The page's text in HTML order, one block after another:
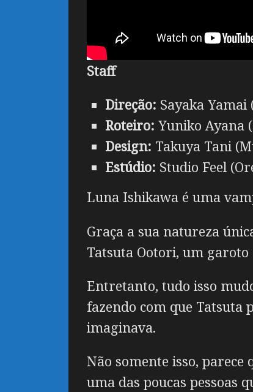
Staff
Direção: Sayaka
Roteiro: Yuniko Ayana
Design: Takuya Tani
Estúdio: Studio Feel
Luna Ishikawa é uma
Graça a sua natureza
Tatsuta Ootori, um
Entretanto, tudo isso
fazendo com que Tatsuta
imaginava.
Não somente isso,
uma das poucas pessoas